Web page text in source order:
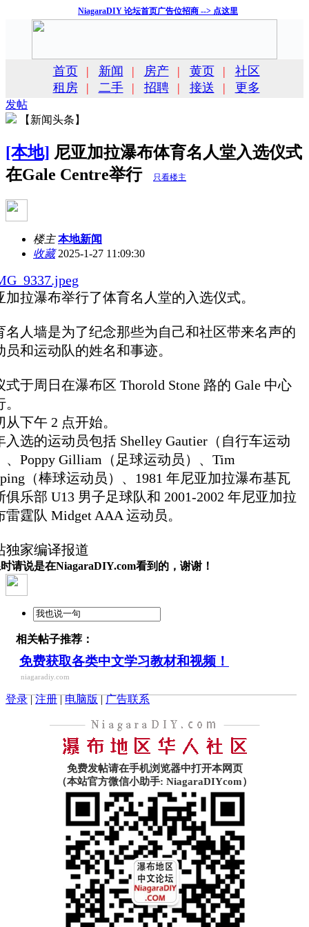
NiagaraDIY 论坛首页广告位招商 --> 点这里
首页 | 新闻 | 房产 | 黄页 |
社区
租房
| 二手 | 招聘 | 接送 | 更多
发帖
【新闻头条】
[本地] 尼亚加拉瀑布体育名人堂入选仪式
在Gale Centre举行
只看楼主
楼主 本地新闻
收藏2025-1-27 11:09:30
加拉瀑布举行了体育名人堂的入选仪式。
名人墙是为了纪念那些为自己和社区带来名声的
员和运动队的姓名和事迹。
式于周日在瀑布区 Thorold Stone 路的 Gale 中心
从下午 2 点开始。
入选的运动员包括 Shelley Gautier（自行车运动
、Poppy Gilliam（足球运动员）、Tim
（棒球运动员）、1981 年尼亚加拉瀑布基瓦
俱乐部 U13 男子足球队和 2001-2002 年尼亚加拉
雷霆队 Midget AAA 运动员。
独家编译报道
请说是在NiagaraDIY.com看到的，谢谢！
相关帖子推荐：
免费获取各类中文学习教材和视频！
niagaradiy.com
登录|注册|电脑版|广告联系
免费发帖请在手机浏览器中打开本网页
（本站官方微信小助手: NiagaraDIYcom）